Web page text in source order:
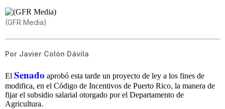
(GFR Media)
Por Javier Colón Dávila
El Senado aprobó esta tarde un proyecto de ley a los fines de
modifica, en el Código de Incentivos de Puerto Rico, la manera de
fijar el subsidio salarial otorgado por el Departamento de
Agricultura.